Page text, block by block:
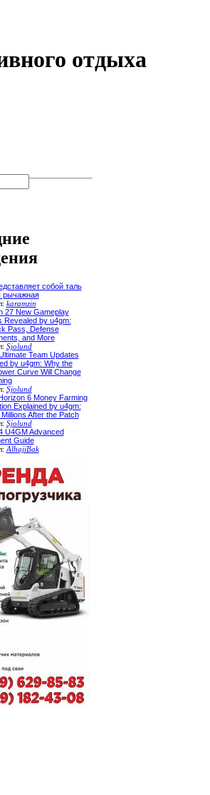
отдыха
собой таль
рычажная
karamzin
27 New Gameplay
Revealed by u4gm:
Pass, Defense
and More
Sjolund
Team Updates
by u4gm: Why the
Curve Will Change
Sjolund
6 Money Farming
Explained by u4gm:
After the Patch
Sjolund
U4GM Advanced
Guide
AlhajiBak